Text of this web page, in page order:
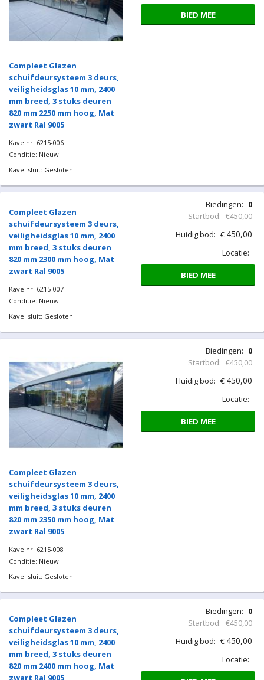
Compleet Glazen
schuifdeursysteem 3 deurs,
veiligheidsglas 10 mm, 2400
mm breed, 3 stuks deuren
820 mm 2250 mm hoog, Mat
zwart Ral 9005
Kavelnr: 6215-006
Conditie: Nieuw
Kavel sluit: Gesloten
BIED MEE
schuifdeursysteem 3 deurs,
mm breed, 3 stuks deuren
820 mm 2300 mm hoog, Mat
zwart Ral 9005
Kavelnr: 6215-007
Conditie: Nieuw
Kavel sluit: Gesloten
Biedingen: 0
Startbod: €450,00
Huidig bod: € 450,00
Locatie:
BIED MEE
schuifdeursysteem 3 deurs,
veiligheidsglas 10 mm, 2400
mm breed, 3 stuks deuren
820 mm 2350 mm hoog, Mat
zwart Ral 9005
Kavelnr: 6215-008
Conditie: Nieuw